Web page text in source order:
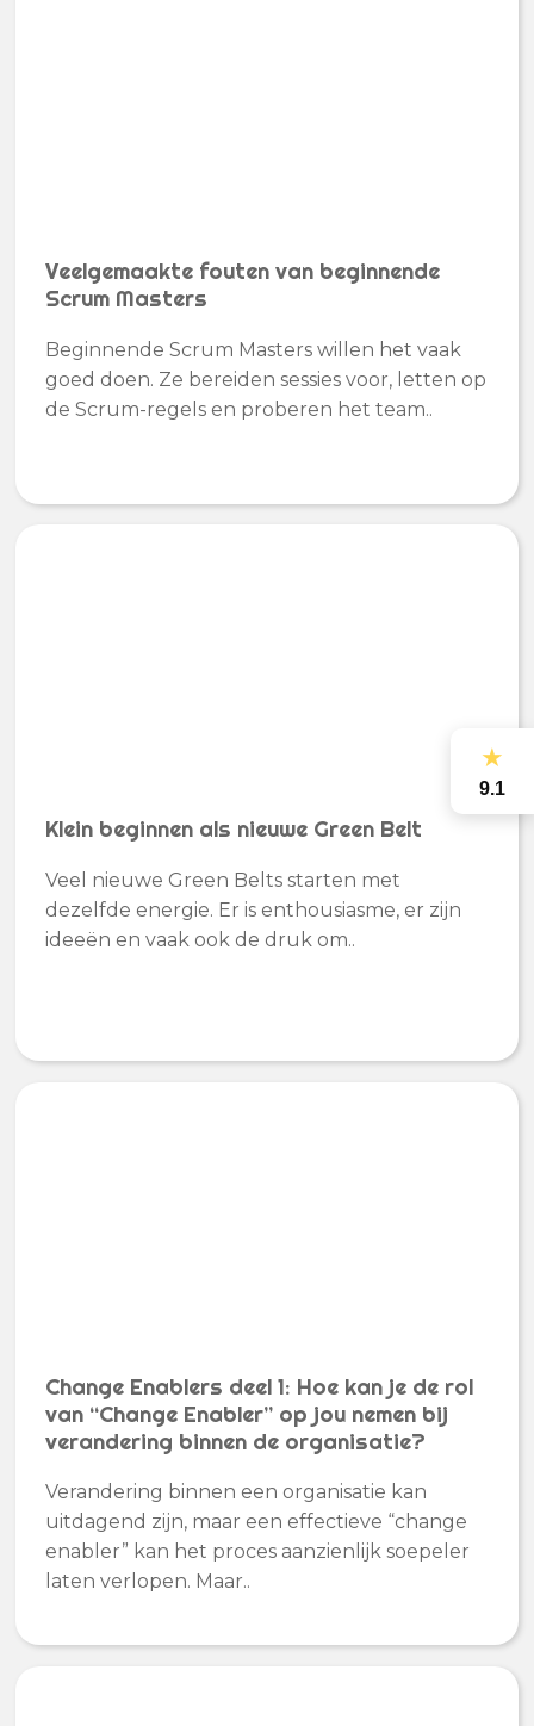
Veelgemaakte fouten van beginnende
Scrum Masters
Beginnende Scrum Masters willen het vaak
goed doen. Ze bereiden sessies voor, letten op
de Scrum-regels en proberen het team..
Klein beginnen als nieuwe Green Belt
Veel nieuwe Green Belts starten met
dezelfde energie. Er is enthousiasme, er zijn
ideeën en vaak ook de druk om..
Change Enablers deel 1: Hoe kan je de rol
van “Change Enabler” op jou nemen bij
verandering binnen de organisatie?
Verandering binnen een organisatie kan
uitdagend zijn, maar een effectieve “change
enabler” kan het proces aanzienlijk soepeler
laten verlopen. Maar..
★
9.1